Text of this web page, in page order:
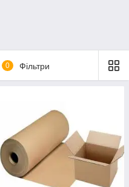
0 Фільтри